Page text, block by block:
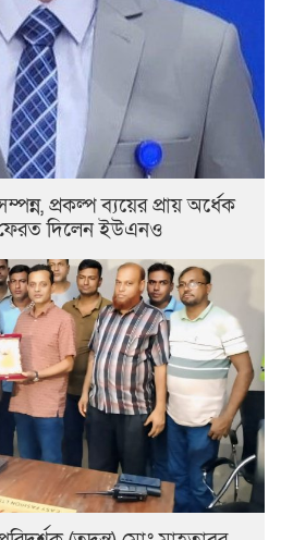
প্রকল্প ব্যয়ের প্রায় অর্ধেক
ফেরত দিলেন ইউএনও